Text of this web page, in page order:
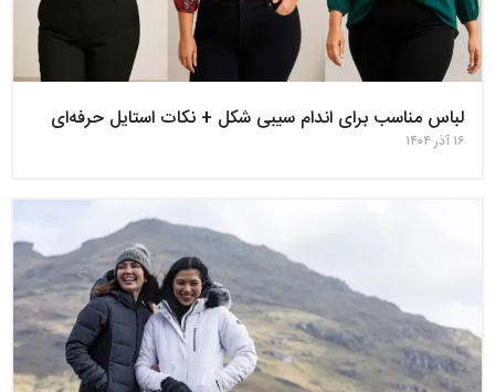
لباس مناسب برای اندام سیبی‌ شکل + نکات استایل حرفه‌ای
۱۶ آذر ۱۴۰۴